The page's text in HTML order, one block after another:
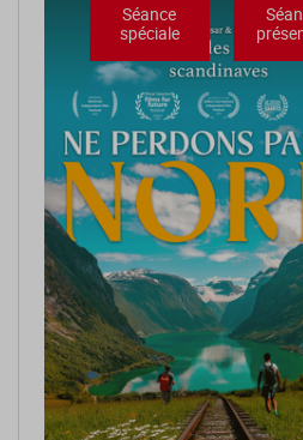
Séance
spéciale